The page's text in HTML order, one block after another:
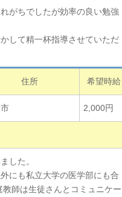
がちでしたが効率の良い勉強
して精一杯指導させていただ
住所 希望時給
2,000円
した。
にも私立大学の医学部にも合
師は生徒さんとコミュニケー